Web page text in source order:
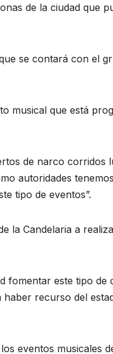
de la ciudad que
se contará con el
musical que está
de narco corridos
autoridades
tipo de eventos”.
la Candelaria a
fomentar este tipo de
haber recurso del
eventos musicales